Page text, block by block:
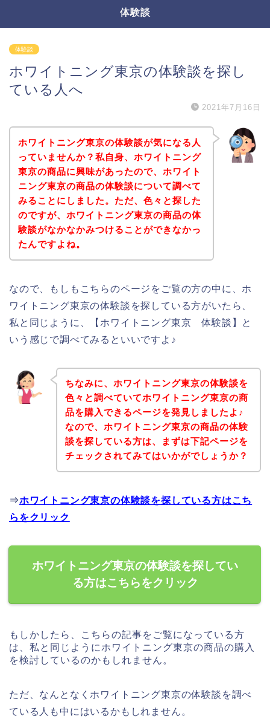
体験談
体験談
ホワイトニング東京の体験談を探し
ている人へ
2021年7月16日
ホワイトニング東京の体験談が気になる人
っていませんか？私自身、ホワイトニング
東京の商品に興味があったので、ホワイト
ニング東京の商品の体験談について調べて
みることにしました。ただ、色々と探した
のですが、ホワイトニング東京の商品の体
験談がなかなかみつけることができなかっ
たんですよね。
なので、もしもこちらのページをご覧の方の中に、ホ
ワイトニング東京の体験談を探している方がいたら、
私と同じように、【ホワイトニング東京 体験談】と
いう感じで調べてみるといいですよ♪
ちなみに、ホワイトニング東京の体験談を
色々と調べていてホワイトニング東京の商
品を購入できるページを発見しましたよ♪
なので、ホワイトニング東京の商品の体験
談を探している方は、まずは下記ページを
チェックされてみてはいかがでしょうか？
⇒ホワイトニング東京の体験談を探している方はこち
らをクリック
ホワイトニング東京の体験談を探してい
る方はこちらをクリック
もしかしたら、こちらの記事をご覧になっている方
は、私と同じようにホワイトニング東京の商品の購入
を検討しているのかもしれません。
ただ、なんとなくホワイトニング東京の体験談を調べ
ている人も中にはいるかもしれません。